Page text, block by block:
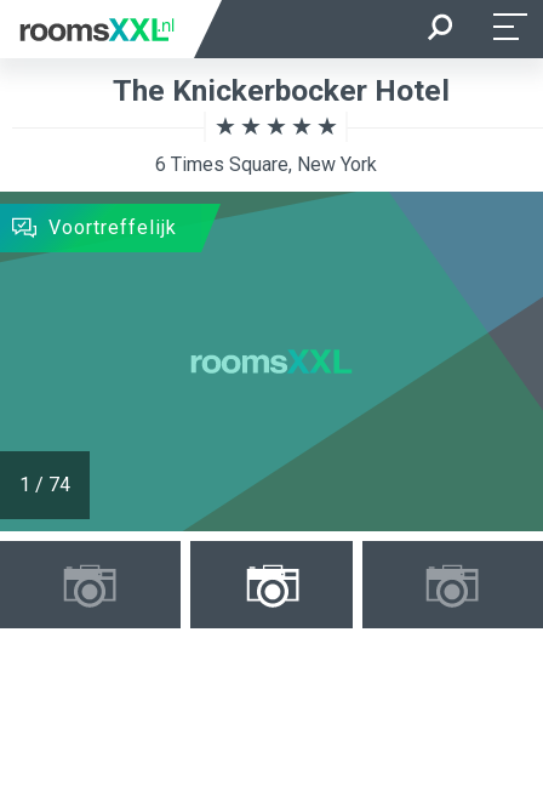
Ligging van de kamer Kamer
ZOEKEN
The Knickerbocker Hotel
6 Times Square, New York
1 / 74
Voortreffelijk